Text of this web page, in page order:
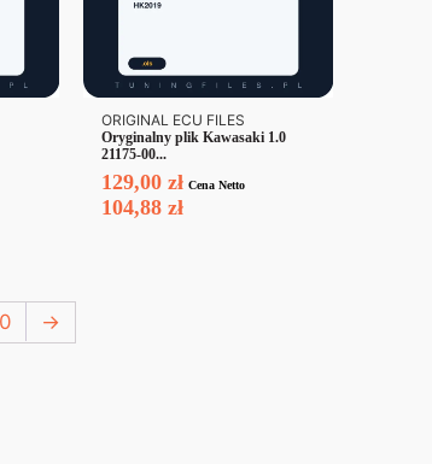
ORIGINAL ECU FILES
Oryginalny plik Kawasaki 1.0
21175-00...
129,00 zł Cena Netto
104,88 zł
→